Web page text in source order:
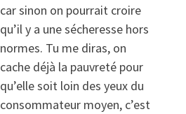
car sinon on pourrait croire
qu’il y a une sécheresse hors
normes. Tu me diras, on
cache déjà la pauvreté pour
qu’elle soit loin des yeux du
consommateur moyen, c’est